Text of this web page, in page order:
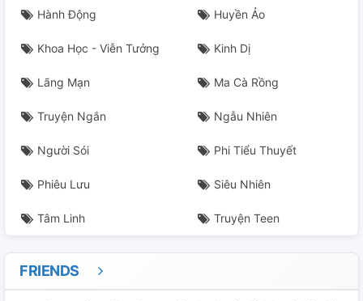
Hành Động Huyền Ảo
Khoa Học - Viễn Tưởng Kinh Dị
Lãng Mạn Ma Cà Rồng
Truyện Ngắn Ngẫu Nhiên
Người Sói Phi Tiểu Thuyết
Phiêu Lưu Siêu Nhiên
Tâm Linh Truyện Teen
FRIENDS